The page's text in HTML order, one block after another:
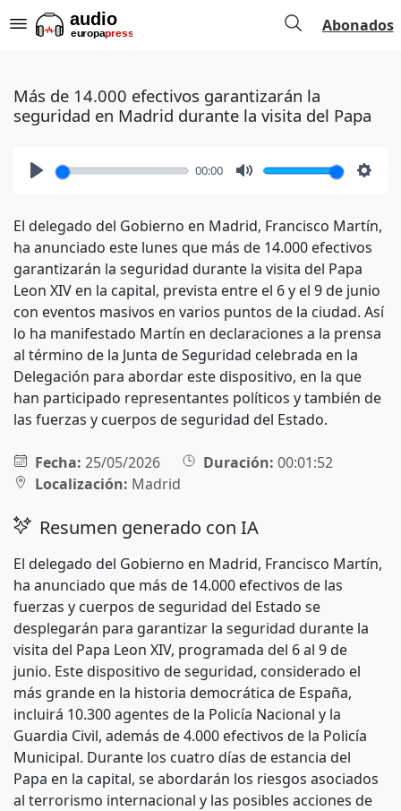
Abonados
Más de 14.000 efectivos garantizarán la
seguridad en Madrid durante la visita del Papa
00:00
El delegado del Gobierno en Madrid, Francisco Martín,
ha anunciado este lunes que más de 14.000 efectivos
garantizarán la seguridad durante la visita del Papa
Leon XIV en la capital, prevista entre el 6 y el 9 de junio
con eventos masivos en varios puntos de la ciudad. Así
lo ha manifestado Martín en declaraciones a la prensa
al término de la Junta de Seguridad celebrada en la
Delegación para abordar este dispositivo, en la que
han participado representantes políticos y también de
las fuerzas y cuerpos de seguridad del Estado.
Fecha: 25/05/2026 Duración: 00:01:52
Localización: Madrid
Resumen generado con IA
El delegado del Gobierno en Madrid, Francisco Martín,
ha anunciado que más de 14.000 efectivos de las
fuerzas y cuerpos de seguridad del Estado se
desplegarán para garantizar la seguridad durante la
visita del Papa Leon XIV, programada del 6 al 9 de
junio. Este dispositivo de seguridad, considerado el
más grande en la historia democrática de España,
incluirá 10.300 agentes de la Policía Nacional y la
Guardia Civil, además de 4.000 efectivos de la Policía
Municipal. Durante los cuatro días de estancia del
Papa en la capital, se abordarán los riesgos asociados
al terrorismo internacional y las posibles acciones de